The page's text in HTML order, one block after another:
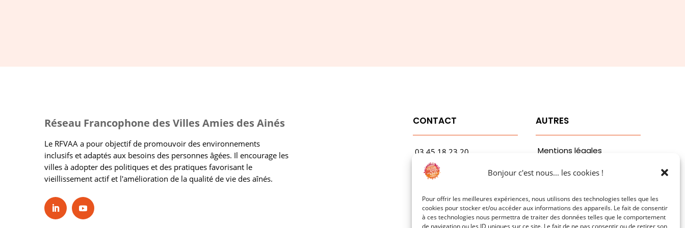
Bonjour c'est nous... les cookies !
Pour offrir les meilleures expériences, nous utilisons des technologies telles que les
cookies pour stocker et/ou accéder aux informations des appareils. Le fait de consentir
à ces technologies nous permettra de traiter des données telles que le comportement
de navigation ou les ID uniques sur ce site. Le fait de ne pas consentir ou de retirer son
Réseau Francophone des Villes Amies des Ainés
Le RFVAA a pour objectif de promouvoir des environnements
inclusifs et adaptés aux besoins des personnes âgées. Il encourage les
villes à adopter des politiques et des pratiques favorisant le
vieillissement actif et l'amélioration de la qualité de vie des aînés.
CONTACT
03.45.18.23.20
contact@rfvaa.com
1 Avenue Garibaldi
AUTRES
Mentions légales
Politiques de